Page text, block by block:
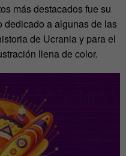
más destacados fue su
dedicado a algunas de las
de Ucrania y para el
llena de color.